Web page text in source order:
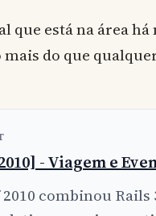
está na área há
do que
- Viagem e
combinou